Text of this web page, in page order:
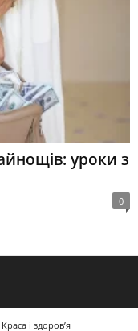
уроки з
0
Краса і здоров’я